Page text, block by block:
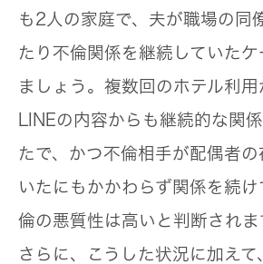
も2人の家庭で、夫が職場の同
たり不倫関係を継続していたケ
ましょう。複数回のホテル利用
LINEの内容からも継続的な関
たで、かつ不倫相手が配偶者の
いたにもかかわらず関係を続
倫の悪質性は高いと判断されま
さらに、こうした状況に加えて